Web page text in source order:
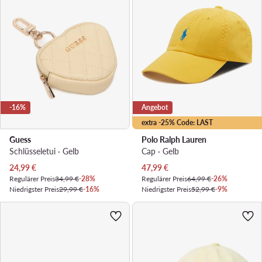
-16%
Guess
Schlüsseletui · Gelb
Aktueller Preis
24,99€
Regulärer Preis34,99 €-28%
Niedrigster Preis29,99 €-16%
extra -25% Code: LAST
Angebot
Polo Ralph Lauren
Cap · Gelb
Aktueller Preis
47,99€
Regulärer Preis64,99 €-26%
Niedrigster Preis52,99 €-9%